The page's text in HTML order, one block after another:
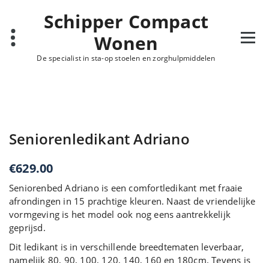
inhoud
Schipper Compact
Wonen
De specialist in sta-op stoelen en zorghulpmiddelen
Seniorenledikant Adriano
€629.00
Seniorenbed Adriano is een comfortledikant met fraaie
afrondingen in 15 prachtige kleuren. Naast de vriendelijke
vormgeving is het model ook nog eens aantrekkelijk
geprijsd.
Dit ledikant is in verschillende breedtematen leverbaar,
namelijk 80, 90, 100, 120, 140, 160 en 180cm. Tevens is